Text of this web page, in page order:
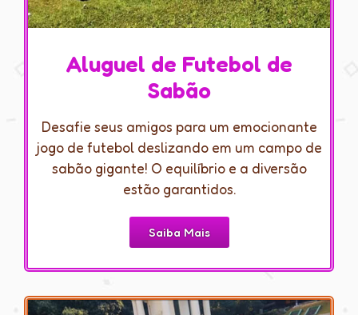
Aluguel de Futebol de
Sabão
Desafie seus amigos para um emocionante
jogo de futebol deslizando em um campo de
sabão gigante! O equilíbrio e a diversão
estão garantidos.
Saiba Mais